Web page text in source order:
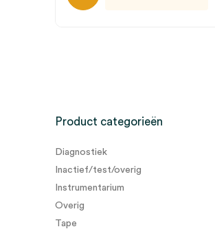
Product categorieën
Diagnostiek
Inactief/test/overig
Instrumentarium
Overig
Tape